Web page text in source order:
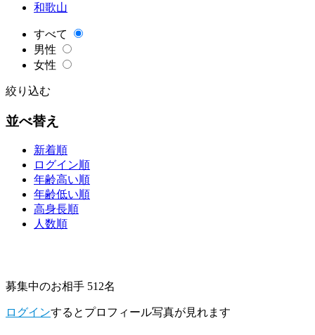
和歌山
すべて
男性
女性
絞り込む
並べ替え
新着順
ログイン順
年齢高い順
年齢低い順
高身長順
人数順
募集中のお相手 512名
ログインするとプロフィール写真が見れます